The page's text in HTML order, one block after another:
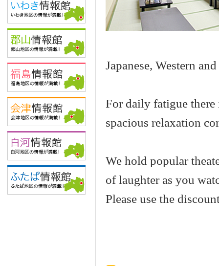
Japanese, Western
For daily fatigue there
spacious relaxation
We hold popular
of laughter as you
Please use the